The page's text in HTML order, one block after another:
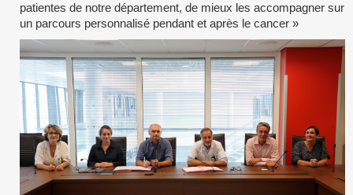
patientes de notre département, de mieux les accompagner sur
un parcours personnalisé pendant et après le cancer »